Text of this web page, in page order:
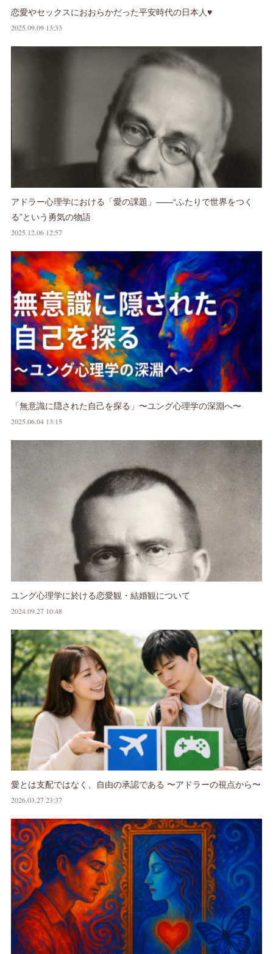
恋愛やセックスにおおらかだった平安時代の日本人♥
2025.09.09 13:33
アドラー心理学における「愛の課題」——“ふたりで世界をつく
る”という勇気の物語
2025.12.06 12:57
「無意識に隠された自己を探る」〜ユング心理学の深淵へ〜
2025.06.04 13:15
ユング心理学に於ける恋愛観・結婚観について
2024.09.27 10:48
愛とは支配ではなく、自由の承認である 〜アドラーの視点から〜
2026.03.27 23:37